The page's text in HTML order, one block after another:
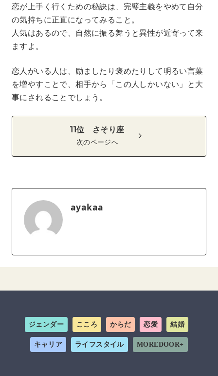
恋が上手く行くための秘訣は、完璧主義をやめて自分
の気持ちに正直になってみること。
人気はあるので、自然に振る舞うと異性が近寄って来
ますよ。
恋人がいる人は、励ましたり褒めたりして明るい言葉
を増やすことで、相手から「この人しかいない」と大
事にされることでしょう。
11位 さそり座
次のページへ
ayakaa
ジェンダー こころ からだ 恋愛 結婚
キャリア ライフスタイル MOREDOOR+